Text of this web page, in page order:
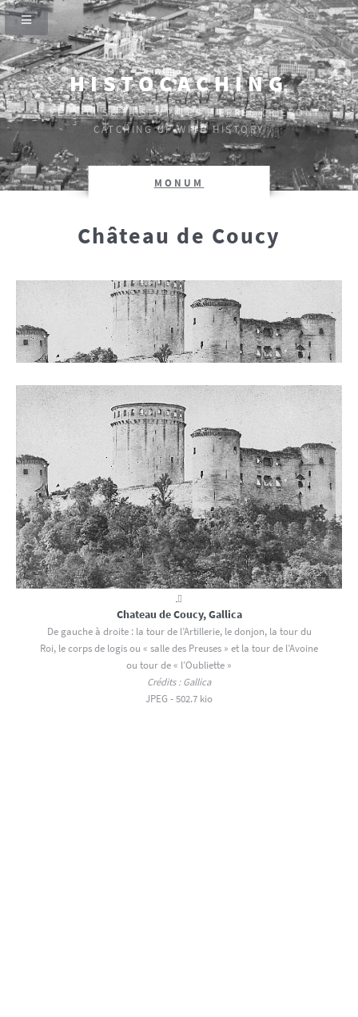
HISTOCACHING
SI CEUX-CI SE TAISENT, LES PIERRES CRIERONT.
CATCHING UP WITH HISTORY
MONUM
Château de Coucy
Chateau de Coucy, Gallica
De gauche à droite : la tour de l’Artillerie, le donjon, la tour du
Roi, le corps de logis ou « salle des Preuses » et la tour de l’Avoine
ou tour de « l’Oubliette »
Crédits : Gallica
JPEG - 502.7 kio